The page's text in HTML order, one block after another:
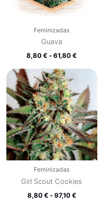
Feminizadas
Guava
8,80€ - 61,80€
Feminizadas
Girl Scout Cookies
8,80€ - 97,10€
Rango
precios:
desde
8,80 €
hasta
97,10 €